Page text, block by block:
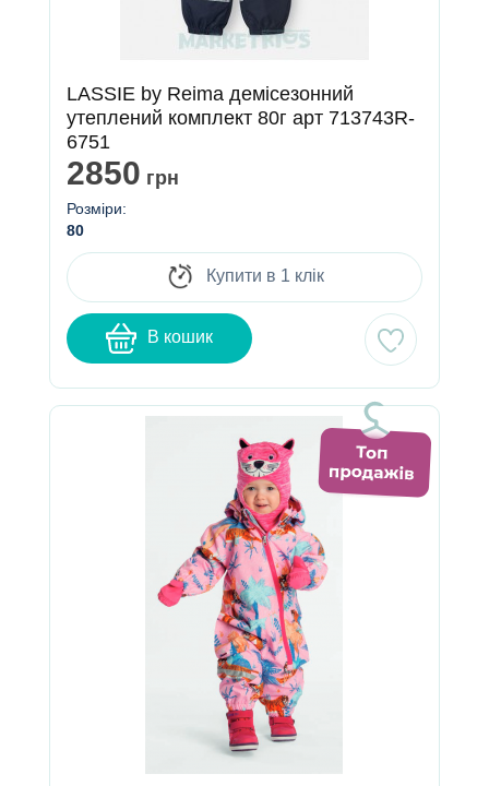
LASSIE by Reima демісезонний
утеплений комплект 80г арт 713743R-
6751
2850 грн
Розміри:
80
Купити в 1 клік
В кошик